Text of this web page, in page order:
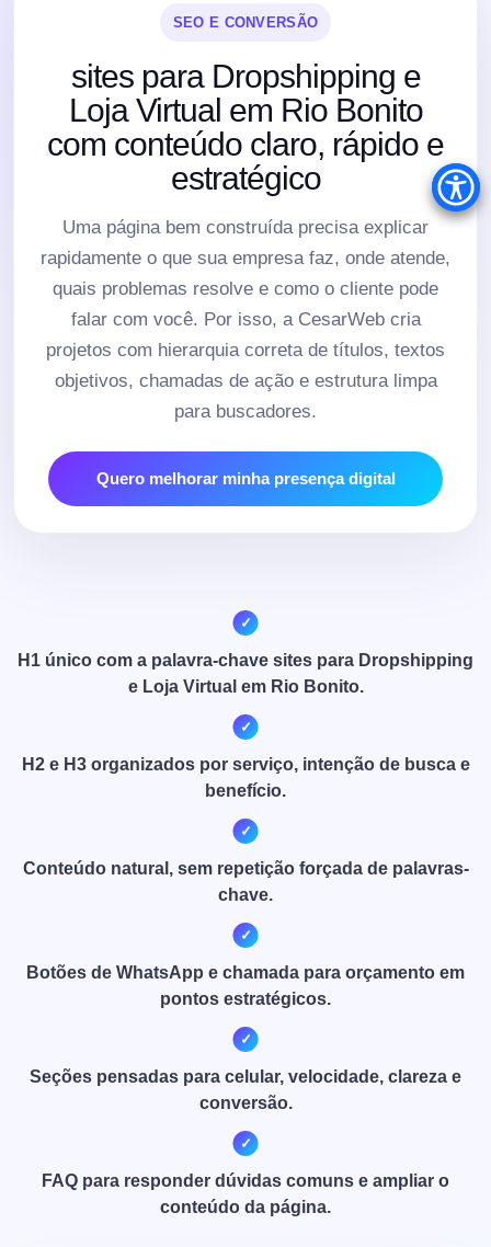
SEO E CONVERSÃO
sites para Dropshipping e
Loja Virtual em Rio Bonito
com conteúdo claro, rápido e
estratégico
Uma página bem construída precisa explicar
rapidamente o que sua empresa faz, onde atende,
quais problemas resolve e como o cliente pode
falar com você. Por isso, a CesarWeb cria
projetos com hierarquia correta de títulos, textos
objetivos, chamadas de ação e estrutura limpa
para buscadores.
Quero melhorar minha presença digital
H1 único com a palavra-chave sites para Dropshipping
e Loja Virtual em Rio Bonito.
H2 e H3 organizados por serviço, intenção de busca e
benefício.
Conteúdo natural, sem repetição forçada de palavras-
chave.
Botões de WhatsApp e chamada para orçamento em
pontos estratégicos.
Seções pensadas para celular, velocidade, clareza e
conversão.
FAQ para responder dúvidas comuns e ampliar o
conteúdo da página.